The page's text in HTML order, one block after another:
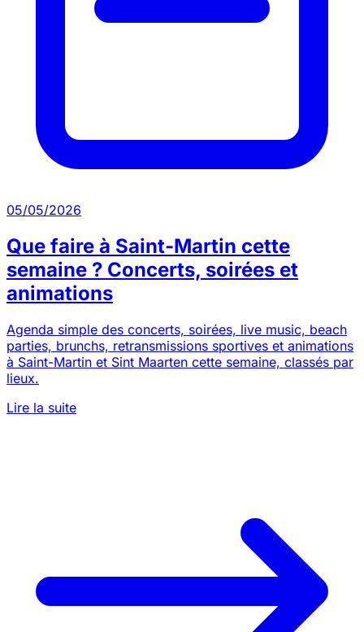
05/05/2026
Que faire à Saint-Martin cette
semaine ? Concerts, soirées et
animations
Agenda simple des concerts, soirées, live music, beach
parties, brunchs, retransmissions sportives et animations
à Saint-Martin et Sint Maarten cette semaine, classés par
lieux.
Lire la suite